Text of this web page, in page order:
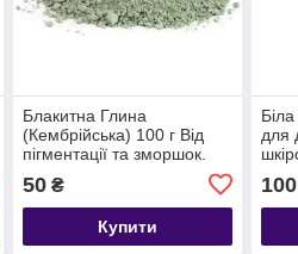
Блакитна Глина
(Кембрійська) 100 г Від
пігментації та зморшок.
50₴
Купити
для
100